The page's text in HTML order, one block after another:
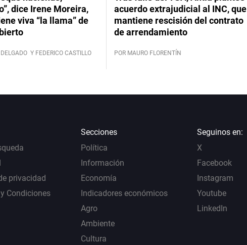
dice Irene Moreira,
viva “la llama” de
Y FEDERICO CASTILLO
acuerdo extrajudicial al INC, que
mantiene rescisión del contrato
de arrendamiento
POR MAURO FLORENTÍN
privacidad
Condiciones
Secciones
Política
Información
Economía
Indicadores económicos
Agro
Ambiente
Cultura
Seguinos en:
X
Facebook
Instagram
Youtube
LinkedIn